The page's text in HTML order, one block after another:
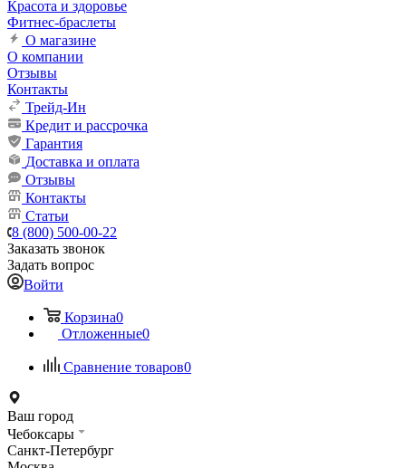
Красота и здоровье
Фитнес-браслеты
О магазине
О компании
Отзывы
Контакты
Трейд-Ин
Кредит и рассрочка
Гарантия
Доставка и оплата
Отзывы
Контакты
Статьи
8 (800) 500-00-22
Заказать звонок
Задать вопрос
Войти
Корзина0
Отложенные0
Сравнение товаров0
Ваш город
Чебоксары
Санкт-Петербург